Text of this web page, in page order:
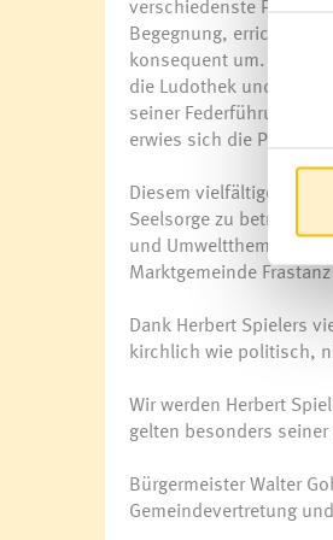
verschiedenste
Begegnung, errichtete
konsequent um. Ins
die Ludothek und die
seiner Federführung
erwies sich die Pfarre
Diesem vielfältigen
Seelsorge zu betreiben.
und Umweltthemen
Marktgemeinde
Dank Herbert Spielers
kirchlich wie politisch,
Wir werden Herbert
gelten besonders seiner
Bürgermeister Walter
Gemeindevertretung